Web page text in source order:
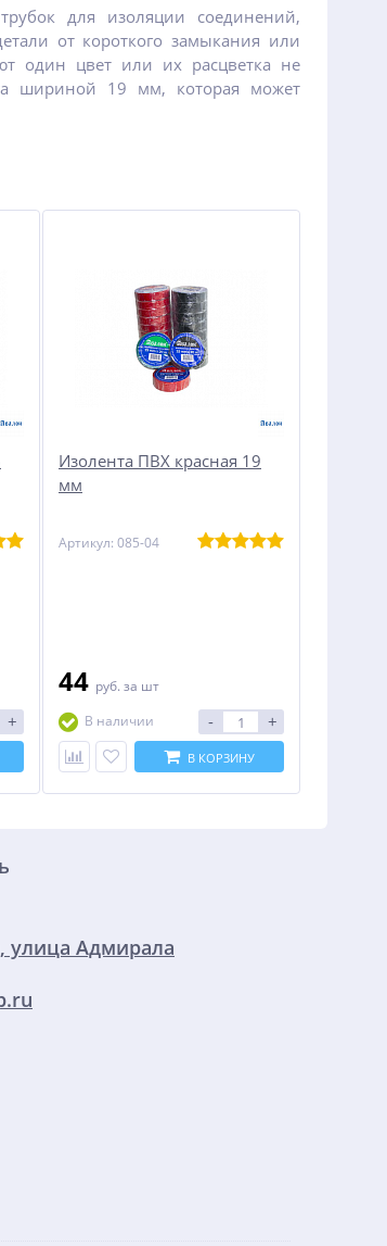
для изоляции соединений,
от короткого замыкания или
один цвет или их расцветка не
шириной 19 мм, которая может
+
Изолента ПВХ красная 19
мм
Артикул: 085-04
44 руб. за шт
В наличии
- +
В КОРЗИНУ
улица Адмирала